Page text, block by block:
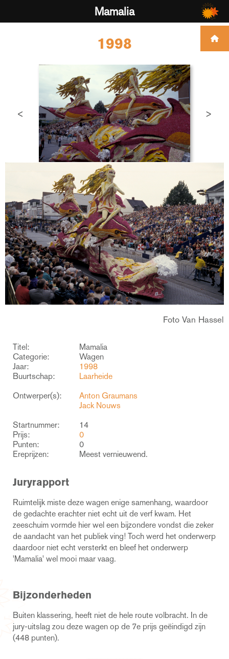
Mamalia
1998
< >
Foto Van Hassel
Titel:
Mamalia
Categorie:
Wagen
Jaar:
1998
Buurtschap:
Laarheide
Ontwerper(s):
Anton Graumans
Jack Nouws
Startnummer:
14
Prijs:
0
Punten:
0
Ereprijzen:
Meest vernieuwend.
Juryrapport
Ruimtelijk miste deze wagen enige samenhang, waardoor
de gedachte erachter niet echt uit de verf kwam. Het
zeeschuim vormde hier wel een bijzondere vondst die zeker
de aandacht van het publiek ving! Toch werd het onderwerp
daardoor niet echt versterkt en bleef het onderwerp
'Mamalia' wel mooi maar vaag.
Bijzonderheden
Buiten klassering, heeft niet de hele route volbracht. In de
jury-uitslag zou deze wagen op de 7e prijs geëindigd zijn
(448 punten).